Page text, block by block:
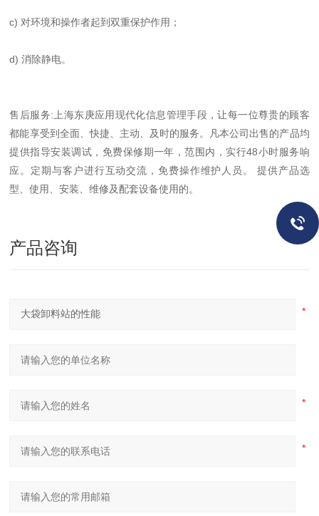
c) 对环境和操作者起到双重保护作用；
d) 消除静电。
售后服务:上海东庚应用现代化信息管理手段，让每一位尊贵的顾客
都能享受到全面、快捷、主动、及时的服务。凡本公司出售的产品均
提供指导安装调试，免费保修期一年，范围内，实行48小时服务响
应。定期与客户进行互动交流，免费操作维护人员。 提供产品选
型、使用、安装、维修及配套设备使用的。
产品咨询